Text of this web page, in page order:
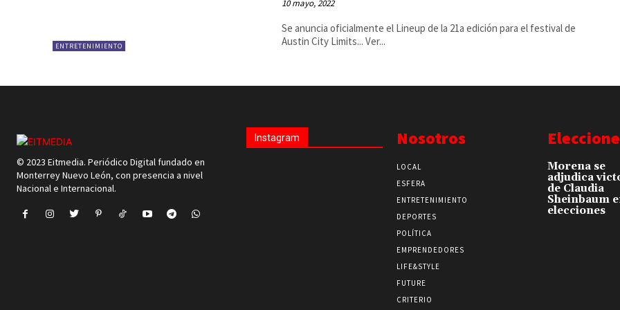
ENTRETENIMIENTO
10 mayo, 2022
Se anuncia oficialmente el Lineup de la 21a edición para el festival de
Austin City Limits... Ver...
© 2023 Eitmedia. Periódico Digital fundado en
Monterrey Nuevo León, con presencia a nivel
Nacional e Internacional.
Instagram Nosotros
LOCAL
ESFERA
ENTRETENIMIENTO
DEPORTES
POLÍTICA
EMPRENDEDORES
LIFE&STYLE
FUTURE
CRITERIO
Morena se
adjudica
de Claudia
Sheinbaum
elecciones